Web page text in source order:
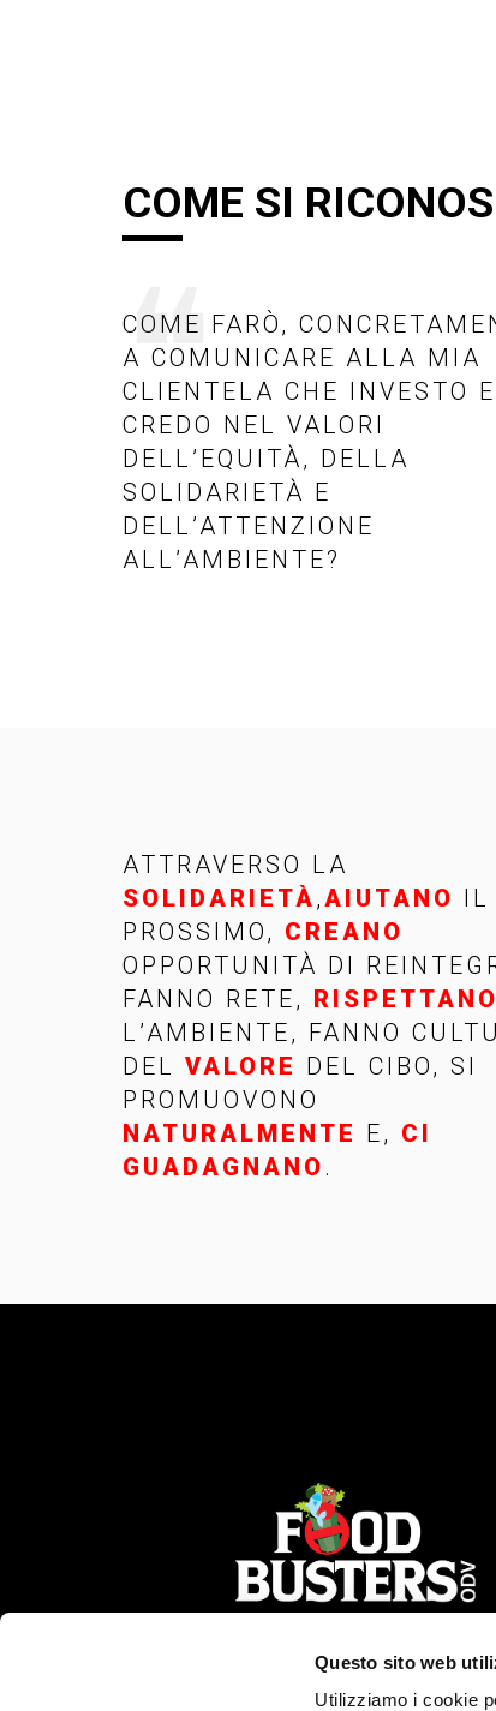
Questo sito web
Utilizziamo i cookie
COME SI
COME FARÒ,
A COMUNICARE ALLA MIA
CLIENTELA CHE INVESTO E
CREDO NEL VALORI
DELL’EQUITÀ, DELLA
SOLIDARIETÀ E
DELL’ATTENZIONE
ALL’AMBIENTE?
ATTRAVERSO LA
SOLIDARIETÀ,AIUTANO IL
PROSSIMO, CREANO
OPPORTUNITÀ DI
FANNO RETE, RISPETTANO
L’AMBIENTE, FANNO
DEL VALORE DEL CIBO, SI
PROMUOVONO
NATURALMENTE E, CI
GUADAGNANO .